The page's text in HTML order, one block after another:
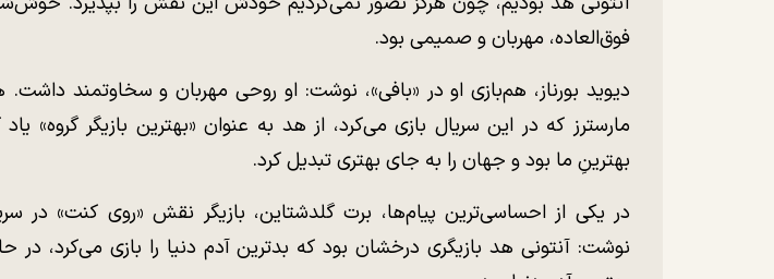
فوق‌العاده، مهربان و صمیمی بود.
دیوید بورناز، هم‌بازی او در «بافی»، نوشت: او روحی مهربان و سخاوتمند
مارسترز که در این سریال بازی می‌کرد، از هد به عنوان «بهترین بازیگر گروه»
بهترینِ ما بود و جهان را به جای بهتری تبدیل کرد.
در یکی از احساسی‌ترین پیام‌ها، برت گلدشتاین، بازیگر نقش «روی کنت» در
نوشت: آنتونی هد بازیگری درخشان بود که بدترین آدم دنیا را بازی می‌کرد،